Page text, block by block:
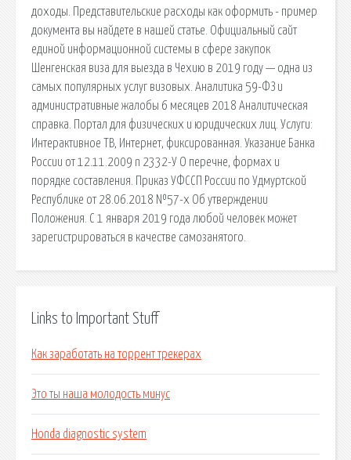
доходы. Представительские расходы как оформить - пример
документа вы найдете в нашей статье. Официальный сайт
единой информационной системы в сфере закупок
Шенгенская виза для выезда в Чехию в 2019 году — одна из
самых популярных услуг визовых. Аналитика 59-ФЗ и
административные жалобы 6 месяцев 2018 Аналитическая
справка. Портал для физических и юридических лиц. Услуги:
Интерактивное ТВ, Интернет, фиксированная. Указание Банка
России от 12.11.2009 n 2332-У О перечне, формах и
порядке составления. Приказ УФССП России по Удмуртской
Республике от 28.06.2018 №57-х Об утверждении
Положения. С 1 января 2019 года любой человек может
зарегистрироваться в качестве самозанятого.
Links to Important Stuff
Как заработать на торрент трекерах
Это ты наша молодость минус
Honda diagnostic system